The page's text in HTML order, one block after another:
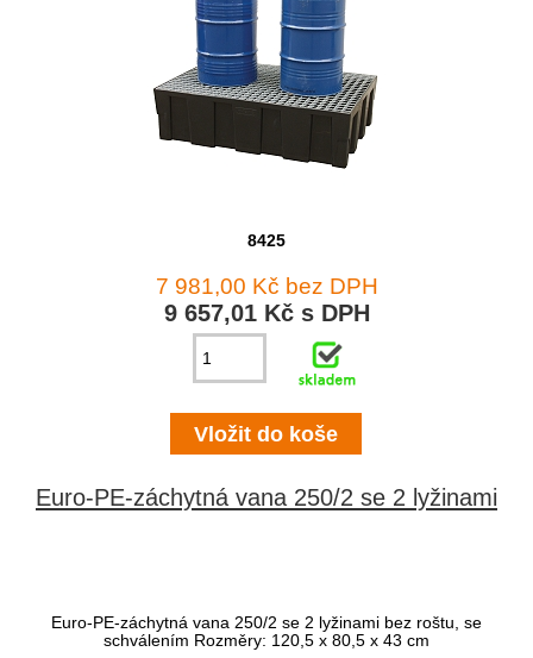
8425
7 981,00 Kč bez DPH
9 657,01 Kč s DPH
Euro-PE-záchytná vana 250/2 se 2 lyžinami
Euro-PE-záchytná vana 250/2 se 2 lyžinami bez roštu, se
schválením Rozměry: 120,5 x 80,5 x 43 cm